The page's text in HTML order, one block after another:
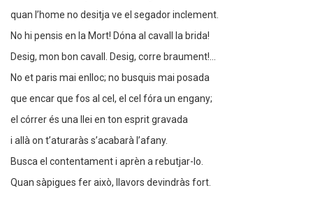
quan l’home no desitja ve el segador inclement.
No hi pensis en la Mort! Dóna al cavall la brida!
Desig, mon bon cavall. Desig, corre braument!...
No et paris mai enlloc; no busquis mai posada
que encar que fos al cel, el cel fóra un engany;
el córrer és una llei en ton esprit gravada
i allà on t’aturaràs s’acabarà l’afany.
Busca el contentament i aprèn a rebutjar-lo.
Quan sàpigues fer això, llavors devindràs fort.